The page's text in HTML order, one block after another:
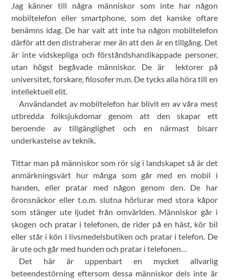
Jag känner till några människor som inte har någon
mobiltelefon eller smartphone, som det kanske oftare
benämns idag. De har valt att inte ha någon mobiltelefon
därför att den distraherar mer än att den är en tillgång. Det
är inte vidskepliga och förståndshandikappade personer,
utan högst begåvade människor. De är lektorer på
universitet, forskare, filosofer m.m. De tycks alla höra till en
intellektuell elit.
Användandet av mobiltelefon har blivit en av våra mest
utbredda folksjukdomar genom att den skapar ett
beroende av tillgänglighet och en närmast bisarr
underkastelse av teknik.
Tittar man på människor som rör sig i landskapet så är det
anmärkningsvärt hur många som går med en mobil i
handen, eller pratar med någon genom den. De har
öronsnäckor eller t.o.m. slutna hörlurar med stora kåpor
som stänger ute ljudet från omvärlden. Människor går i
skogen och pratar i telefonen, de rider på en häst, kör bil
eller står i kön i livsmedelsbutiken och pratar i telefon. De
är ute och går med hunden och pratar i telefonen…
Det här är uppenbart en mycket allvarlig
beteendestörning eftersom dessa människor dels inte är